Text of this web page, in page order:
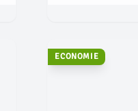
ECONOMIE